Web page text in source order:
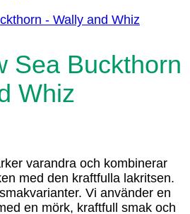
Sea Buckthorn
Whiz
varandra och kombinerar
med den kraftfulla lakritsen.
Vi använder en
en mörk, kraftfull smak och